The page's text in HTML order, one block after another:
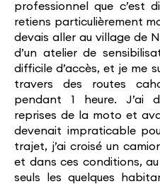
professionnel que c’est
retiens particulièrement
devais aller au village de
d’un atelier de
difficile d’accès, et je me
travers des routes
pendant 1 heure. J’ai
reprises de la moto et
devenait impraticable
trajet, j’ai croisé un
et dans ces conditions,
seuls les quelques